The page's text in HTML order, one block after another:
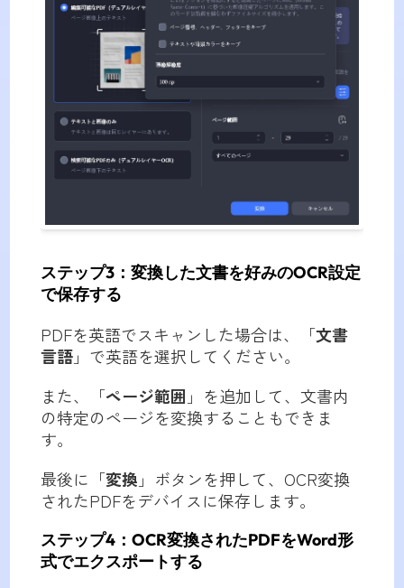
ステップ3：変換した文書を好みのOCR設定
で保存する
PDFを英語でスキャンした場合は、「文書
言語」で英語を選択してください。
また、「ページ範囲 」を追加して、文書内
の特定のページを変換することもできま
す。
最後に「変換 」ボタンを押して、OCR変換
されたPDFをデバイスに保存します。
ステップ4：OCR変換されたPDFをWord形
式でエクスポートする